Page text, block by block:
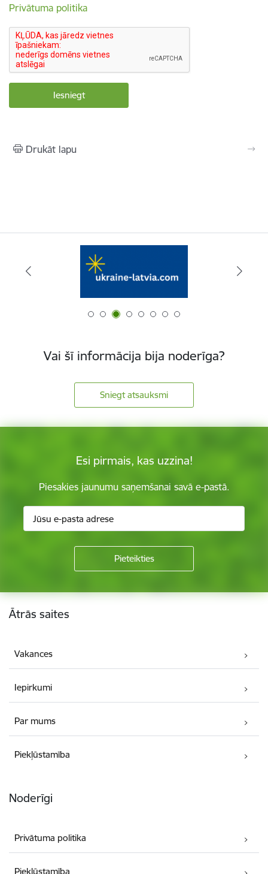
Privātuma politika
Drukāt lapu
Vai šī informācija bija noderīga?
Sniegt atsauksmi
Esi pirmais, kas uzzina!
Piesakies jaunumu saņemšanai savā e-pastā.
Kājene
Ātrās saites
Vakances
Iepirkumi
Par mums
Piekļūstamība
Noderīgi
Privātuma politika
Piekļūstamība